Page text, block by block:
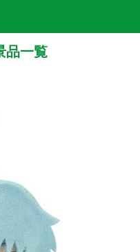
品一覧